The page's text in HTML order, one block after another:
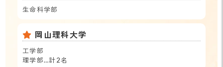
生命科学部
岡山理科大学
工学部
理学部…計2名